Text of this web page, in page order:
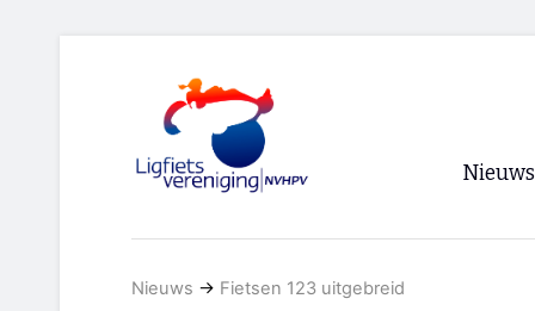
Nieuws
Nieuws → Fietsen 123 uitgebreid